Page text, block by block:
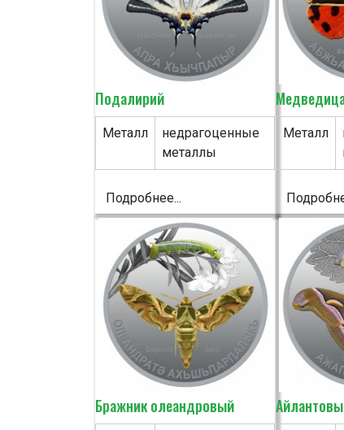
Подалирий
Металл
недрагоценные
металлы
Подробнее...
Металл
Бражник олеандровый